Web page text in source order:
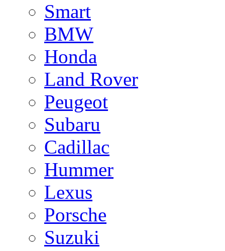
Smart
BMW
Honda
Land Rover
Peugeot
Subaru
Cadillac
Hummer
Lexus
Porsche
Suzuki